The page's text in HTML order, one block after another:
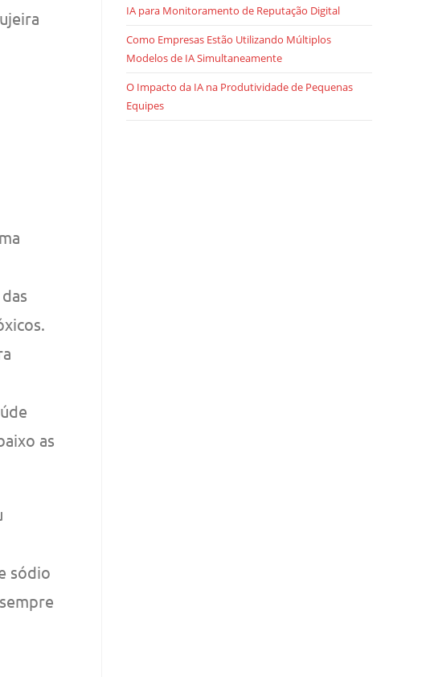
as
sódio
IA para Monitoramento de Reputação Digital
Como Empresas Estão Utilizando Múltiplos
Modelos de IA Simultaneamente
O Impacto da IA na Produtividade de Pequenas
Equipes